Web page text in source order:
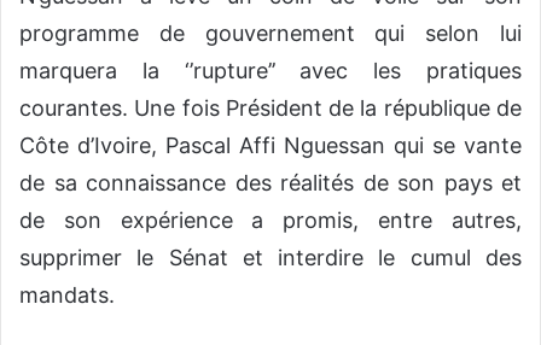
programme de gouvernement qui selon lui
marquera la ‘’rupture’’ avec les pratiques
courantes. Une fois Président de la république de
Côte d’Ivoire, Pascal Affi Nguessan qui se vante
de sa connaissance des réalités de son pays et
de son expérience a promis, entre autres,
supprimer le Sénat et interdire le cumul des
mandats.